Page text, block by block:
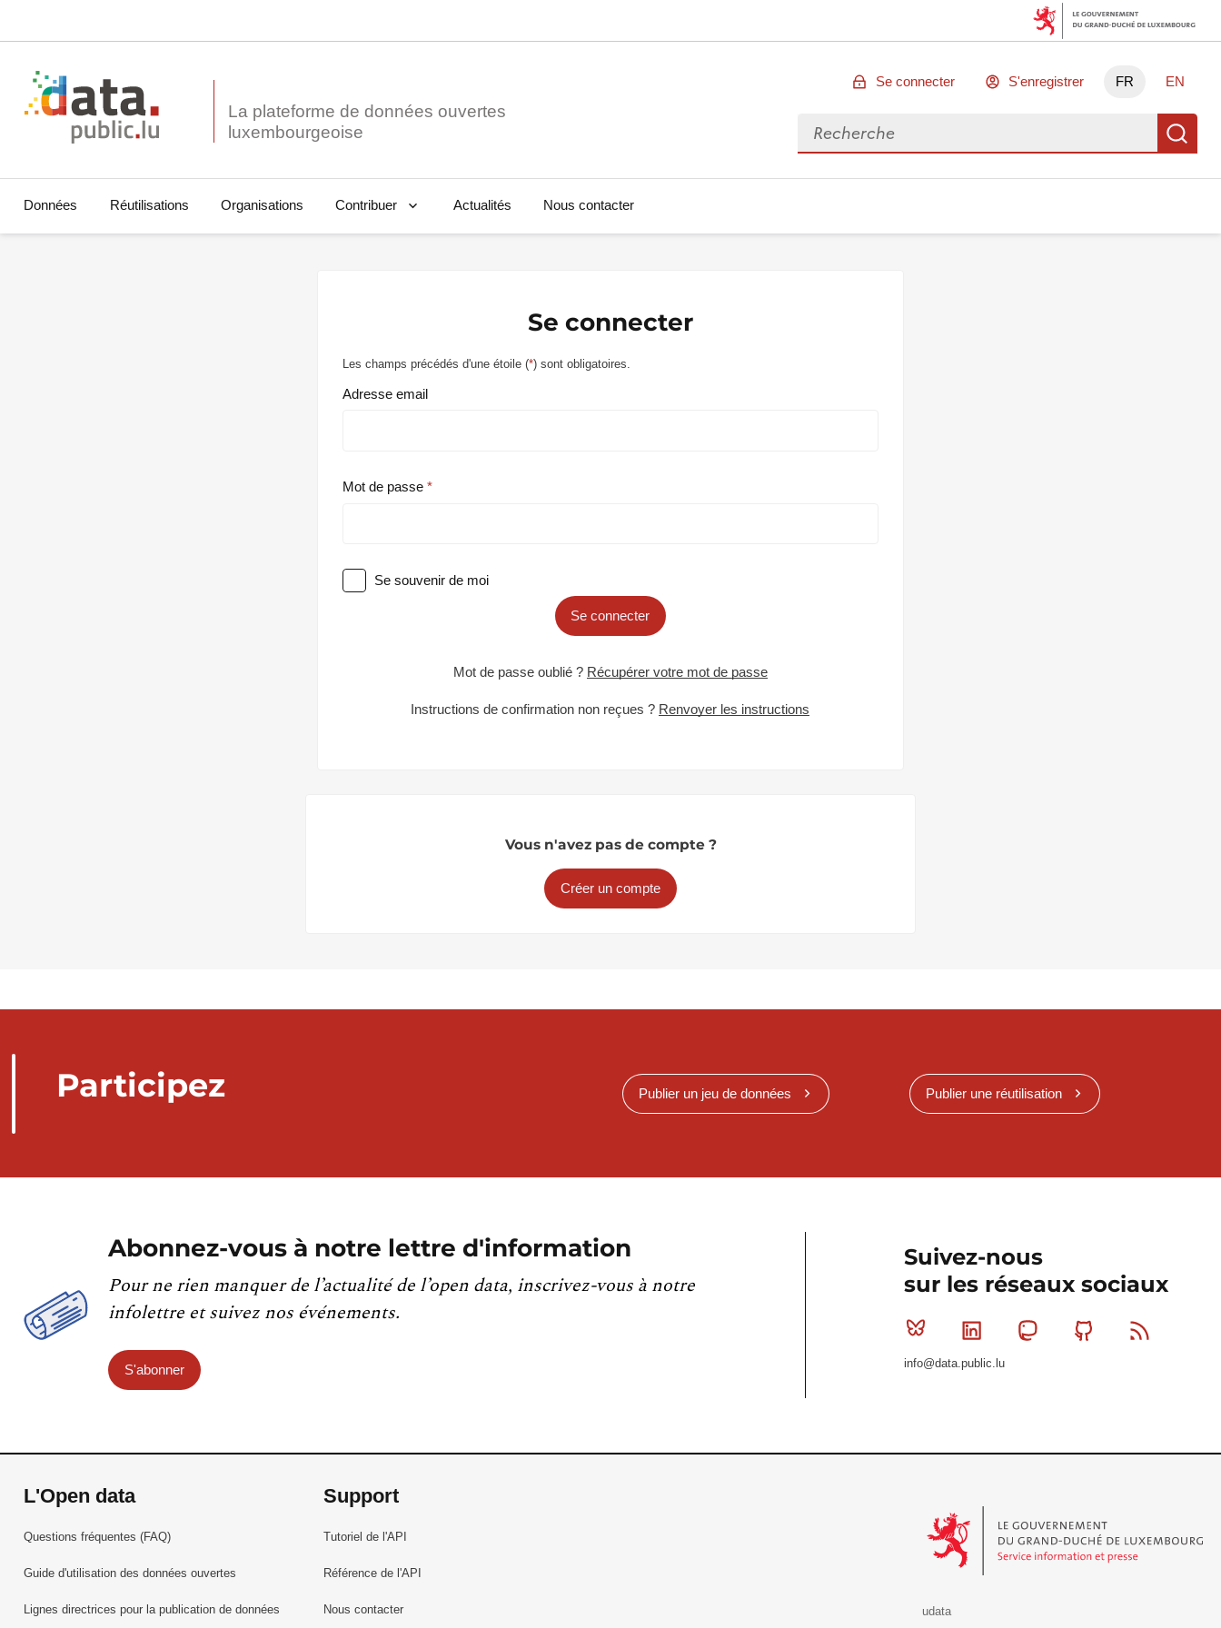
La plateforme de données ouvertes
Se connecter S'enregistrer FR EN
Rechercher des données
Données Réutilisations Organisations Contribuer Actualités Nous contacter
Se connecter
Les champs précédés d'une étoile (*) sont obligatoires.
Adresse email
Mot de passe
Se souvenir de moi
Se connecter
Mot de passe oublié ? Récupérer votre mot de passe
Instructions de confirmation non reçues ? Renvoyer les instructions
Vous n'avez pas de compte ?
Créer un compte
Participez Publier un jeu de données Publier une réutilisation
Abonnez-vous à notre lettre d'information
Pour ne rien manquer de l’actualité de l’open data, inscrivez-vous à notre
infolettre et suivez nos événements.
S'abonner
Suivez-nous
sur les réseaux sociaux
Bluesky Linkedin MastodonGithub
info@data.public.lu
L'Open data
Questions fréquentes (FAQ)
Guide d'utilisation des données ouvertes
Lignes directrices pour la publication de données
Support
Tutoriel de l'API
Référence de l'API
Nous contacter
udata